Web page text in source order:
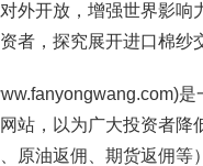
外开放，增强世界影响
者，探究展开进口棉纱
站，以为广大投资者降
原油返佣、期货返佣等